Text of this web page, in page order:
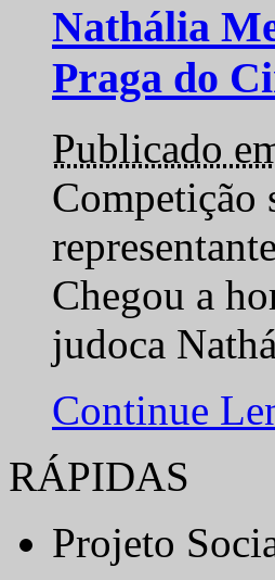
Nathália
Praga do
Publicado
Competição
Chegou a
judoca
Continue
RÁPIDAS
Projeto